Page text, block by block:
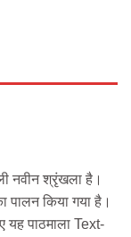
नवीन श्रृंखला है।
पालन किया गया है।
पाठमाला Text-